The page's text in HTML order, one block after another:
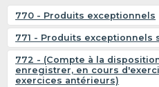
770 - Produits exceptionnels
771 - Produits exceptionnels
772 - (Compte à la
enregistrer, en cours
exercices antérieurs)